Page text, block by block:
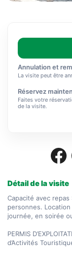
Détail de la visite
Capacité avec
personnes.
journée, en soirée
PERMIS
d’Activités
Annulation et
La visite peut être
Réservez
Faites votre
de la visite.